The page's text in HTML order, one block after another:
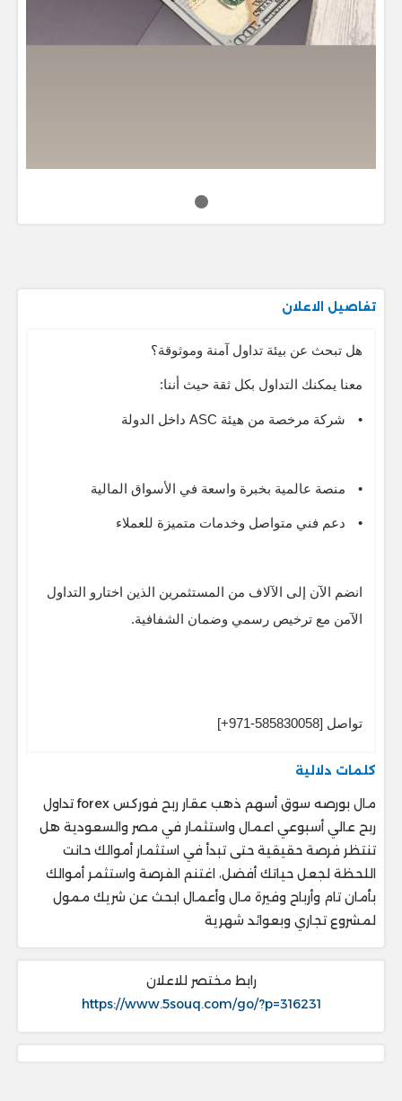
تفاصيل الاعلان
هل تبحث عن بيئة تداول آمنة وموثوقة؟
معنا يمكنك التداول بكل ثقة حيث أننا:
• شركة مرخصة من هيئة ASC داخل الدولة
• منصة عالمية بخبرة واسعة في الأسواق المالية
• دعم فني متواصل وخدمات متميزة للعملاء
انضم الآن إلى الآلاف من المستثمرين الذين اختارو التداول
الآمن مع ترخيص رسمي وضمان الشفافية.
تواصل [585830058-971+]
كلمات دلالية
مال بورصه سوق أسهم ذهب عقار ربح فوركس forex تداول
ربح عالي أسبوعي اعمال واستثمار في مصر والسعودية هل
تنتظر فرصة حقيقية حتى تبدأ في استثمار أموالك حانت
اللحظة لجعل حياتك أفضل، اغتنم الفرصة واستثمر أموالك
بأمان تام وأرباح وفيرة مال وأعمال ابحث عن شريك ممول
لمشروع تجاري وبعوائد شهرية
رابط مختصر للاعلان
https://www.5souq.com/go/?p=316231